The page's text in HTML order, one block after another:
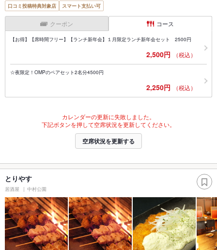
口コミ投稿特典対象店 スマート支払い可
クーポン コース
【お得】【席時間フリー】【ランチ新年会】１月限定ランチ新年会セット 2500円
2,500円 （税込）
☆夜限定！OMPのペアセット2名分4500円
2,250円 （税込）
カレンダーの更新に失敗しました。
下記ボタンを押して空席状況を更新してください。
空席状況を更新する
とりやす
居酒屋 中村公園